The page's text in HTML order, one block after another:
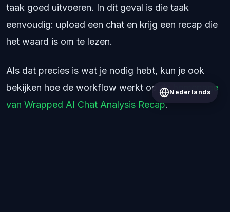
taak goed uitvoeren. In dit geval is die taak
eenvoudig: upload een chat en krijg een recap die
het waard is om te lezen.
Als dat precies is wat je nodig hebt, kun je ook
bekijken hoe de workflow werkt op dehomepage
van Wrapped AI Chat Analysis Recap.
Nederlands